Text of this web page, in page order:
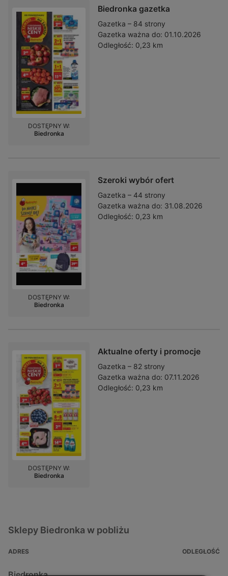
Biedronka gazetka
Gazetka – 84 strony
Gazetka ważna do: 01.10.2026
Odległość: 0,23 km
DOSTĘPNY W:
Biedronka
Szeroki wybór ofert
Gazetka – 44 strony
Gazetka ważna do: 31.08.2026
Odległość: 0,23 km
DOSTĘPNY W:
Biedronka
Aktualne oferty i promocje
Gazetka – 82 strony
Gazetka ważna do: 07.11.2026
Odległość: 0,23 km
DOSTĘPNY W:
Biedronka
Sklepy Biedronka w pobliżu
ADRES ODLEGŁOŚĆ